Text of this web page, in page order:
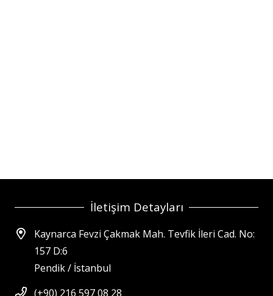
İletişim Detayları
Kaynarca Fevzi Çakmak Mah. Tevfik İleri Cad. No:
157 D:6
Pendik / İstanbul
(+90) 216 597 08 28